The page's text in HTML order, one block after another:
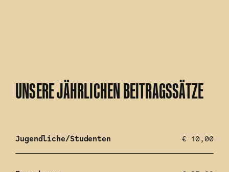
UNSERE JÄHRLICHEN BEITRAGSSÄTZE
Jugendliche/Studenten € 10,00